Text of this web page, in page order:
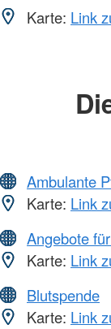
Karte: Link
Ambulante
Karte: Link
Angebote
Karte: Link
Blutspende
Karte: Link